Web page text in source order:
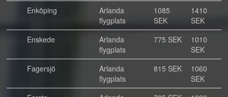
Enköping
Arlanda
flygplats
1085
SEK
1410
SEK
Enskede
Arlanda
flygplats
775 SEK
1010
SEK
Fagersjö
Arlanda
flygplats
815 SEK
1060
SEK